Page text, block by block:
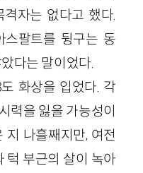
자는 없다고 했다.
스팔트를 뒹구는 동
다는 말이었다.
화상을 입었다. 각
력을 잃을 가능성이
지 나흘째지만, 여전
턱 부근의 살이 녹아